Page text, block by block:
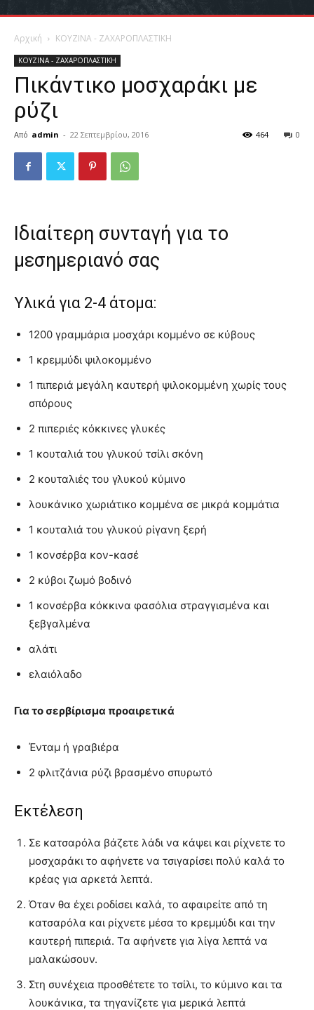
Αρχική ΚΟΥΖΙΝΑ - ΖΑΧΑΡΟΠΛΑΣΤΙΚΗ
ΚΟΥΖΙΝΑ - ΖΑΧΑΡΟΠΛΑΣΤΙΚΗ
Πικάντικο μοσχαράκι με
ρύζι
Από admin - 22 Σεπτεμβρίου, 2016 0
464
Ιδιαίτερη συνταγή για το
μεσημεριανό σας
Υλικά για 2-4 άτομα:
1200 γραμμάρια μοσχάρι κομμένο σε κύβους
1 κρεμμύδι ψιλοκομμένο
1 πιπεριά μεγάλη καυτερή ψιλοκομμένη χωρίς τους
σπόρους
2 πιπεριές κόκκινες γλυκές
1 κουταλιά του γλυκού τσίλι σκόνη
2 κουταλιές του γλυκού κύμινο
λουκάνικο χωριάτικο κομμένα σε μικρά κομμάτια
1 κουταλιά του γλυκού ρίγανη ξερή
1 κονσέρβα κον-κασέ
2 κύβοι ζωμό βοδινό
1 κονσέρβα κόκκινα φασόλια στραγγισμένα και
ξεβγαλμένα
αλάτι
ελαιόλαδο
Για το σερβίρισμα προαιρετικά
Ένταμ ή γραβιέρα
2 φλιτζάνια ρύζι βρασμένο σπυρωτό
Εκτέλεση
Σε κατσαρόλα βάζετε λάδι να κάψει και ρίχνετε το
μοσχαράκι το αφήνετε να τσιγαρίσει πολύ καλά το
κρέας για αρκετά λεπτά.
Όταν θα έχει ροδίσει καλά, το αφαιρείτε από τη
κατσαρόλα και ρίχνετε μέσα το κρεμμύδι και την
καυτερή πιπεριά. Τα αφήνετε για λίγα λεπτά να
μαλακώσουν.
Στη συνέχεια προσθέτετε το τσίλι, το κύμινο και τα
λουκάνικα, τα τηγανίζετε για μερικά λεπτά